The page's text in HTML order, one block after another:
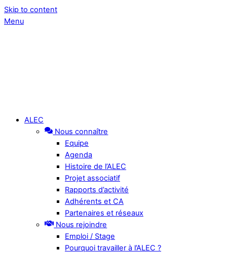
Skip to content
Menu
ALEC
Nous connaître
Equipe
Agenda
Histoire de l’ALEC
Projet associatif
Rapports d’activité
Adhérents et CA
Partenaires et réseaux
Nous rejoindre
Emploi / Stage
Pourquoi travailler à l’ALEC ?